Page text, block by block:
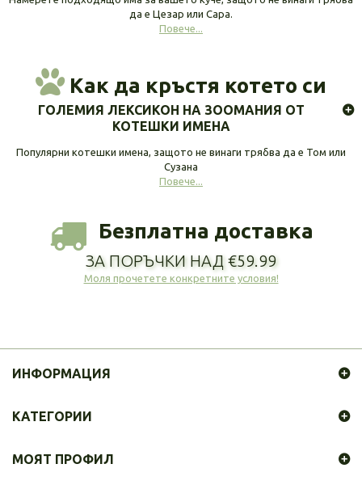
да е Цезар или Сара.
Повече...
Как да кръстя котето си
ГОЛЕМИЯ ЛЕКСИКОН НА ЗООМАНИЯ ОТ
КОТЕШКИ ИМЕНА
Популярни котешки имена, защото не винаги трябва да е Том или
Сузана
Повече...
Безплатна доставка
ЗА ПОРЪЧКИ НАД €59.99
Моля прочетете конкретните условия!
ИНФОРМАЦИЯ
КАТЕГОРИИ
МОЯТ ПРОФИЛ